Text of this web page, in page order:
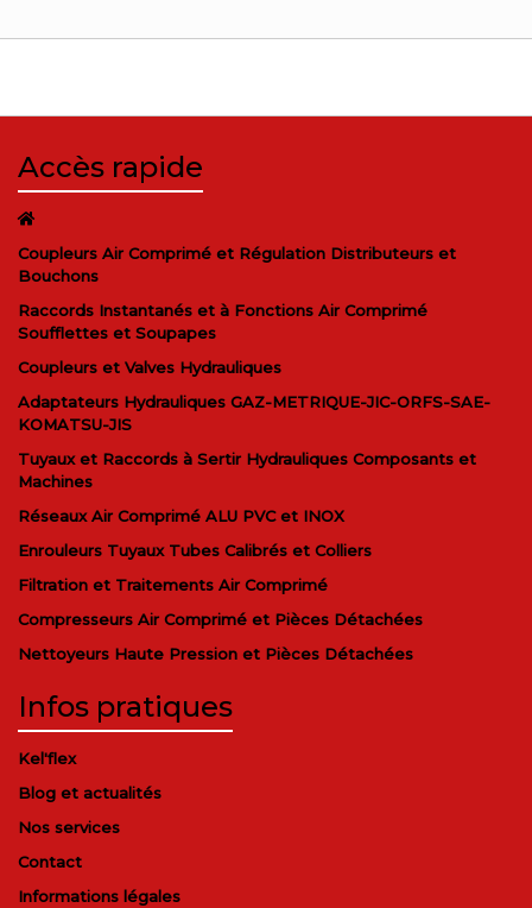
Accès rapide
Coupleurs Air Comprimé et Régulation Distributeurs et
Bouchons
Raccords Instantanés et à Fonctions Air Comprimé
Soufflettes et Soupapes
Coupleurs et Valves Hydrauliques
Adaptateurs Hydrauliques GAZ-METRIQUE-JIC-ORFS-SAE-
KOMATSU-JIS
Tuyaux et Raccords à Sertir Hydrauliques Composants et
Machines
Réseaux Air Comprimé ALU PVC et INOX
Enrouleurs Tuyaux Tubes Calibrés et Colliers
Filtration et Traitements Air Comprimé
Compresseurs Air Comprimé et Pièces Détachées
Nettoyeurs Haute Pression et Pièces Détachées
Infos pratiques
Kel'flex
Blog et actualités
Nos services
Contact
Informations légales